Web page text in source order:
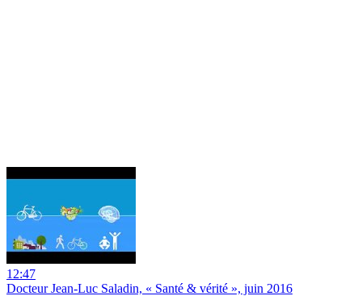
12:47
Docteur Jean-Luc Saladin, « Santé & vérité », juin 2016